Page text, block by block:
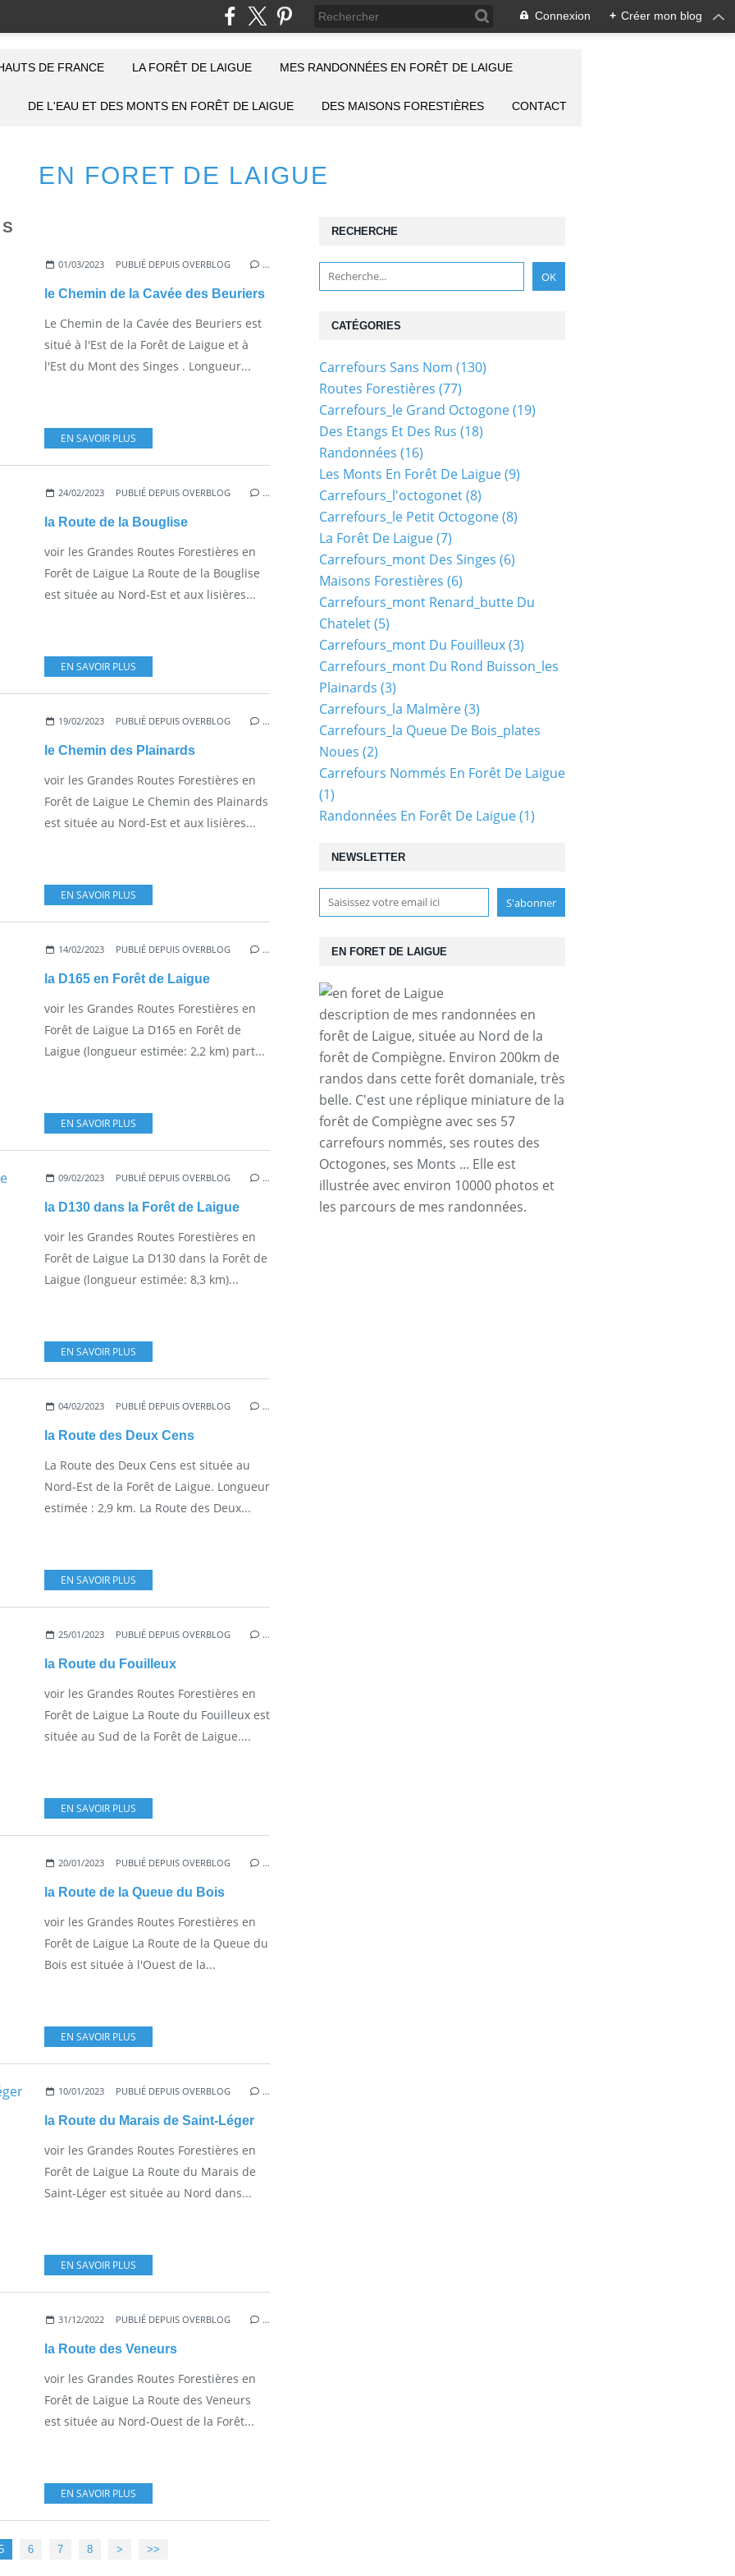
Connexion + Créer mon blog
EN FORET DE LAIGUE
DE FRANCE LA FORÊT DE LAIGUE MES RANDONNÉES EN FORÊT DE LAIGUE
DE L'EAU ET DES MONTS EN FORÊT DE LAIGUE DES MAISONS FORESTIÈRES CONTACT
01/03/2023 PUBLIÉ DEPUIS OVERBLOG …
le Chemin de la Cavée des Beuriers
Le Chemin de la Cavée des Beuriers est
situé à l'Est de la Forêt de Laigue et à
l'Est du Mont des Singes . Longueur...
EN SAVOIR PLUS
24/02/2023 PUBLIÉ DEPUIS OVERBLOG …
la Route de la Bouglise
voir les Grandes Routes Forestières en
Forêt de Laigue La Route de la Bouglise
est située au Nord-Est et aux lisières...
EN SAVOIR PLUS
19/02/2023 PUBLIÉ DEPUIS OVERBLOG …
le Chemin des Plainards
voir les Grandes Routes Forestières en
Forêt de Laigue Le Chemin des Plainards
est située au Nord-Est et aux lisières...
EN SAVOIR PLUS
14/02/2023 PUBLIÉ DEPUIS OVERBLOG …
la D165 en Forêt de Laigue
voir les Grandes Routes Forestières en
Forêt de Laigue La D165 en Forêt de
Laigue (longueur estimée: 2,2 km) part...
EN SAVOIR PLUS
09/02/2023 PUBLIÉ DEPUIS OVERBLOG …
la D130 dans la Forêt de Laigue
voir les Grandes Routes Forestières en
Forêt de Laigue La D130 dans la Forêt de
Laigue (longueur estimée: 8,3 km)...
EN SAVOIR PLUS
04/02/2023 PUBLIÉ DEPUIS OVERBLOG …
la Route des Deux Cens
La Route des Deux Cens est située au
Nord-Est de la Forêt de Laigue. Longueur
estimée : 2,9 km. La Route des Deux...
EN SAVOIR PLUS
25/01/2023 PUBLIÉ DEPUIS OVERBLOG …
la Route du Fouilleux
voir les Grandes Routes Forestières en
Forêt de Laigue La Route du Fouilleux est
située au Sud de la Forêt de Laigue....
EN SAVOIR PLUS
20/01/2023 PUBLIÉ DEPUIS OVERBLOG …
la Route de la Queue du Bois
voir les Grandes Routes Forestières en
Forêt de Laigue La Route de la Queue du
Bois est située à l'Ouest de la...
EN SAVOIR PLUS
10/01/2023 PUBLIÉ DEPUIS OVERBLOG …
la Route du Marais de Saint-Léger
voir les Grandes Routes Forestières en
Forêt de Laigue La Route du Marais de
Saint-Léger est située au Nord dans...
EN SAVOIR PLUS
31/12/2022 PUBLIÉ DEPUIS OVERBLOG …
la Route des Veneurs
voir les Grandes Routes Forestières en
Forêt de Laigue La Route des Veneurs
est située au Nord-Ouest de la Forêt...
EN SAVOIR PLUS
6 7 8 > >>
NEWSLETTER
RECHERCHE
EN FORET DE LAIGUE
description de mes randonnées en
forêt de Laigue, située au Nord de la
forêt de Compiègne. Environ 200km de
randos dans cette forêt domaniale, très
belle. C'est une réplique miniature de la
forêt de Compiègne avec ses 57
carrefours nommés, ses routes des
Octogones, ses Monts ... Elle est
illustrée avec environ 10000 photos et
les parcours de mes randonnées.
CATÉGORIES
Carrefours Sans Nom (130)
Routes Forestières (77)
Carrefours_le Grand Octogone(19)
Des Etangs Et Des Rus (18)
Randonnées (16)
Les Monts En Forêt De Laigue(9)
Carrefours_l'octogonet(8)
Carrefours_le Petit Octogone(8)
La Forêt De Laigue(7)
Carrefours_mont Des Singes (6)
Maisons Forestières (6)
Carrefours_mont Renard_butte Du
Chatelet(5)
Carrefours_mont Du Fouilleux(3)
Carrefours_mont Du Rond Buisson_les
Plainards (3)
Carrefours_la Malmère(3)
Carrefours_la Queue De Bois_plates
Noues (2)
Carrefours Nommés En Forêt De Laigue
(1)
Randonnées En Forêt De Laigue(1)